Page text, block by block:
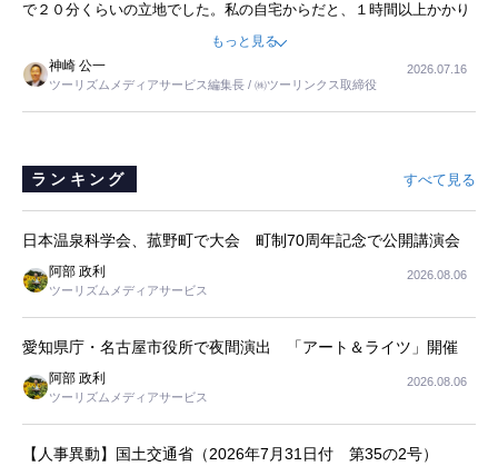
で２０分くらいの立地でした。私の自宅からだと、１時間以上かかり
ました。母の住まいから近いという理由で、その施設を選択したので
すが、私と妹にとっては、半日仕事ででした。シニアの住まい選び
は、当人だけではなく、世話をする家族の足の便も考えない外池ない
と思いました。
もっと見る
神崎 公一
ツーリズムメディアサービス編集長 / ㈱ツーリンクス取締役
2026.07.16
ランキング すべて見る
日本温泉科学会、菰野町で大会 町制70周年記念で公開講演会
阿部 政利
ツーリズムメディアサービス
2026.08.06
愛知県庁・名古屋市役所で夜間演出 「アート＆ライツ」開催
阿部 政利
ツーリズムメディアサービス
2026.08.06
【人事異動】国土交通省（2026年7月31日付 第35の2号）